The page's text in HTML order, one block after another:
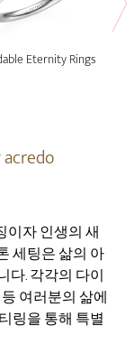
Eternity Rings
이자 인생의 새
세팅은 삶의 아
다. 각각의 다이
여러분의 삶에
링을 통해 특별